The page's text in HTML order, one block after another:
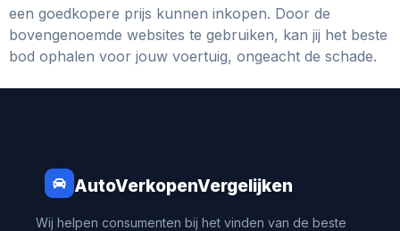
een goedkopere prijs kunnen inkopen. Door de
bovengenoemde websites te gebruiken, kan jij het beste
bod ophalen voor jouw voertuig, ongeacht de schade.
AutoVerkopenVergelijken
Wij helpen consumenten bij het vinden van de beste